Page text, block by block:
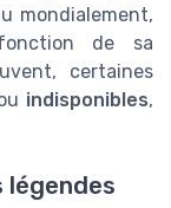
mondialement,
de sa
certaines
indisponibles,
légendes